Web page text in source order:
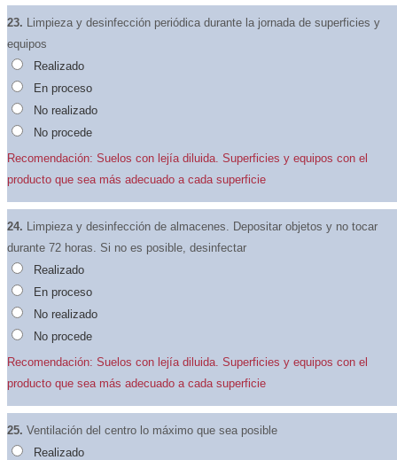
23. Limpieza y desinfección periódica durante la jornada de superficies y
equipos
Realizado
En proceso
No realizado
No procede
Recomendación: Suelos con lejía diluida. Superficies y equipos con el
producto que sea más adecuado a cada superficie
24. Limpieza y desinfección de almacenes. Depositar objetos y no tocar
durante 72 horas. Si no es posible, desinfectar
Realizado
En proceso
No realizado
No procede
Recomendación: Suelos con lejía diluida. Superficies y equipos con el
producto que sea más adecuado a cada superficie
25. Ventilación del centro lo máximo que sea posible
Realizado